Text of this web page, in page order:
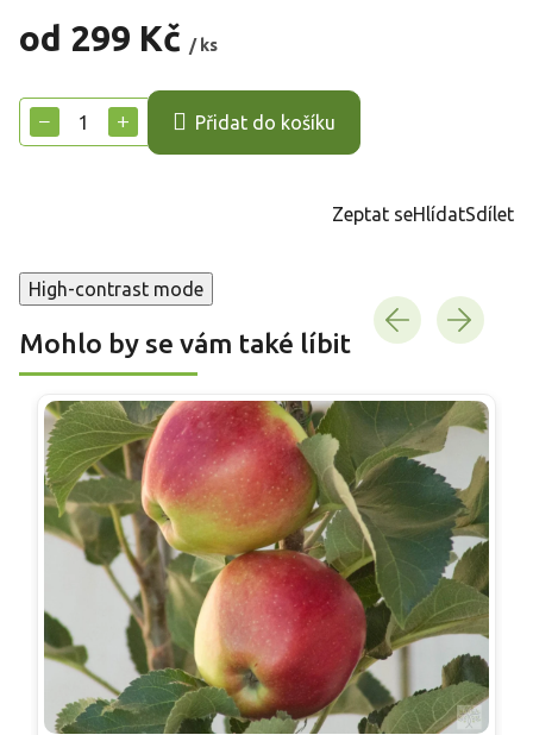
od 299 Kč / ks
cena:
+
− Přidat do košíku
Zeptat seHlídatSdílet
High-contrast mode
Mohlo by se vám také líbit